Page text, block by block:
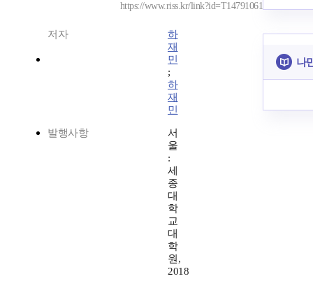
https://www.riss.kr/link?id=T14791061
저자
하
재
민
;
하
재
민
발행사항
서
울
:
세
종
대
학
교
대
학
원,
2018
나